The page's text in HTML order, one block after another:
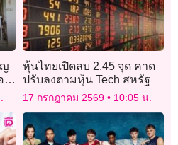
น
หุ้นไทยเปิดลบ 2.45 จุด คาด
ปรับลงตามหุ้น Tech สหรัฐ
17 กรกฎาคม 2569 10:05 น.